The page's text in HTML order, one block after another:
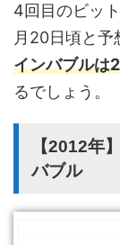
4回目のビッ
月20日頃と予
インバブルは
るでしょう。
【2012年
バブル